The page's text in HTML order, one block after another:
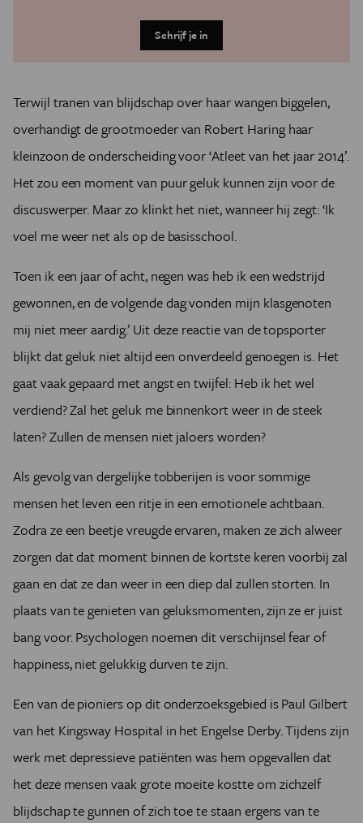
Schrijf je in
Terwijl tranen van blijdschap over haar wangen biggelen,
overhandigt de grootmoeder van Robert Haring haar
kleinzoon de onderscheiding voor ‘Atleet van het jaar 2014’.
Het zou een moment van puur geluk kunnen zijn voor de
discuswerper. Maar zo klinkt het niet, wanneer hij zegt: ‘Ik
voel me weer net als op de basisschool.
Toen ik een jaar of acht, negen was heb ik een wedstrijd
gewonnen, en de volgende dag vonden mijn klasgenoten
mij niet meer aardig.’ Uit deze reactie van de topsporter
blijkt dat geluk niet altijd een onverdeeld genoegen is. Het
gaat vaak gepaard met angst en twijfel: Heb ik het wel
verdiend? Zal het geluk me binnenkort weer in de steek
laten? Zullen de mensen niet jaloers worden?
Als gevolg van dergelijke tobberijen is voor sommige
mensen het leven een ritje in een emotionele achtbaan.
Zodra ze een beetje vreugde ervaren, maken ze zich alweer
zorgen dat dat moment binnen de kortste keren voorbij zal
gaan en dat ze dan weer in een diep dal zullen storten. In
plaats van te genieten van geluksmomenten, zijn ze er juist
bang voor. Psychologen noemen dit verschijnsel fear of
happiness, niet gelukkig durven te zijn.
Een van de pioniers op dit onderzoeksgebied is Paul Gilbert
van het Kingsway Hospital in het Engelse Derby. Tijdens zijn
werk met depressieve patiënten was hem opgevallen dat
het deze mensen vaak grote moeite kostte om zichzelf
blijdschap te gunnen of zich toe te staan ergens van te